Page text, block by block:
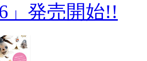
」発売開始!!